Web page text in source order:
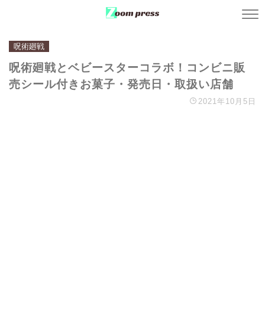
呪術廻戦
呪術廻戦とベビースターコラボ！コンビニ販
売シール付きお菓子・発売日・取扱い店舗
2021年10月5日